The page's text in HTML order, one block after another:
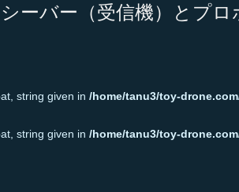
ーバー（受信機）とプロ
string given in /home/tanu3/toy-
string given in /home/tanu3/toy-